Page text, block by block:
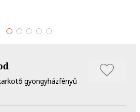
gyöngyházfényű